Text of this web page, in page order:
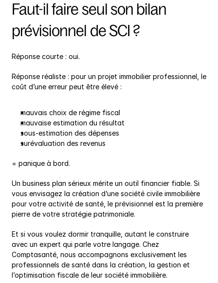
Faut-il faire seul son bilan
prévisionnel de SCI ?
Réponse courte : oui.
Réponse réaliste : pour un projet immobilier professionnel, le
coût d’une erreur peut être élevé :
mauvais choix de régime fiscal
mauvaise estimation du résultat
sous-estimation des dépenses
surévaluation des revenus
= panique à bord.
Un business plan sérieux mérite un outil financier fiable. Si
vous envisagez la création d’une société civile immobilière
pour votre activité de santé, le prévisionnel est la première
pierre de votre stratégie patrimoniale.
Et si vous voulez dormir tranquille, autant le construire
avec un expert qui parle votre langage. Chez
Comptasanté, nous accompagnons exclusivement les
professionnels de santé dans la création, la gestion et
l’optimisation fiscale de leur société immobilière.